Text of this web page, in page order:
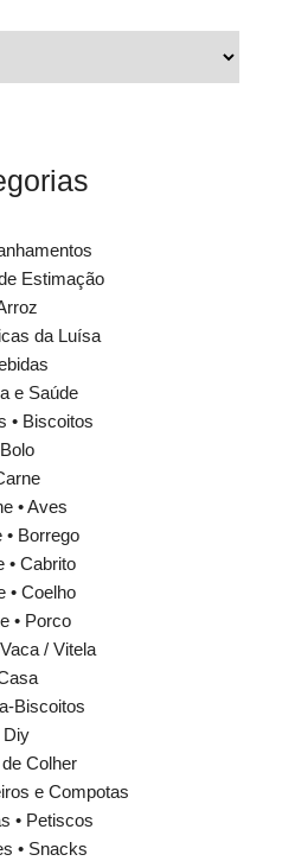
Estimação
da Luísa
e Saúde
• Biscoitos
Bolo
• Aves
• Borrego
• Cabrito
• Coelho
• Porco
/ Vitela
Biscoitos
Diy
Colher
e Compotas
• Petiscos
• Snacks